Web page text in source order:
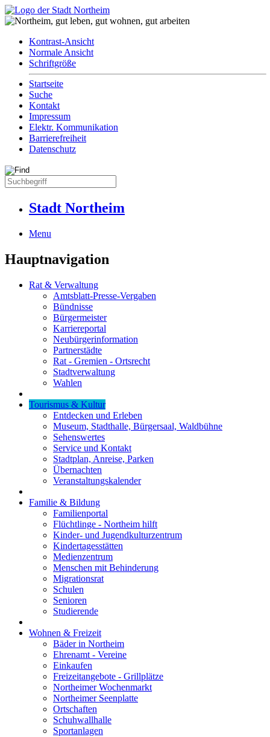
Kontrast-Ansicht
Normale Ansicht
Schriftgröße
Startseite
Suche
Kontakt
Impressum
Elektr. Kommunikation
Barrierefreiheit
Datenschutz
Stadt Northeim
Menu
Hauptnavigation
Rat & Verwaltung
Amtsblatt-Presse-Vergaben
Bündnisse
Bürgermeister
Karriereportal
Neubürgerinformation
Partnerstädte
Rat - Gremien - Ortsrecht
Stadtverwaltung
Wahlen
Tourismus & Kultur
Entdecken und Erleben
Museum, Stadthalle, Bürgersaal, Waldbühne
Sehenswertes
Service und Kontakt
Stadtplan, Anreise, Parken
Übernachten
Veranstaltungskalender
Familie & Bildung
Familienportal
Flüchtlinge - Northeim hilft
Kinder- und Jugendkulturzentrum
Kindertagesstätten
Medienzentrum
Menschen mit Behinderung
Migrationsrat
Schulen
Senioren
Studierende
Wohnen & Freizeit
Bäder in Northeim
Ehrenamt - Vereine
Einkaufen
Freizeitangebote - Grillplätze
Northeimer Wochenmarkt
Northeimer Seenplatte
Ortschaften
Schuhwallhalle
Sportanlagen